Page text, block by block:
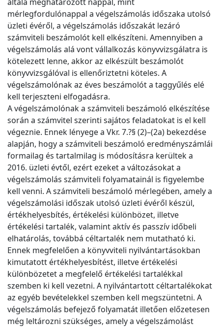
mérlegfordulónappal a végelszámolás időszaka utolsó
üzleti évéről, a végelszámolás időszakát lezáró
számviteli beszámolót kell elkészíteni. Amennyiben a
végelszámolás alá vont vállalkozás könyvvizsgálatra is
kötelezett lenne, akkor az elkészült beszámolót
könyvvizsgálóval is ellenőriztetni köteles. A
végelszámolónak az éves beszámolót a taggyűlés elé
kell terjeszteni elfogadásra.
A végelszámolónak a számviteli beszámoló elkészítése
során a számvitel szerinti sajátos feladatokat is el kell
végeznie. Ennek lényege a Vkr. 7.?§ (2)–(2a) bekezdése
alapján, hogy a számviteli beszámoló eredményszámlái
formailag és tartalmilag is módosításra kerültek a
2016. üzleti évtől, ezért ezeket a változásokat a
végelszámolás számviteli folyamatainál is figyelembe
kell venni. A számviteli beszámoló mérlegében, amely a
végelszámolási időszak utolsó üzleti évéről készül,
értékhelyesbítés, értékelési különbözet, illetve
értékelési tartalék, valamint aktív és passzív időbeli
elhatárolás, továbbá céltartalék nem mutatható ki.
Ennek megfelelően a könyvviteli nyilvántartásokban
kimutatott értékhelyesbítést, illetve értékelési
különbözetet a megfelelő értékelési tartalékkal
szemben ki kell vezetni. A nyilvántartott céltartalékokat
az egyéb bevételekkel szemben kell megszüntetni. A
végelszámolás befejező folyamatát illetően előzetesen
még leltározni szükséges, amely a végelszámolást